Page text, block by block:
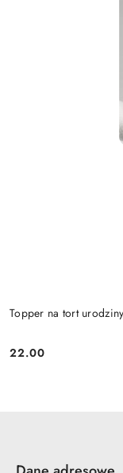
Topper na tort
Cena:
22.00